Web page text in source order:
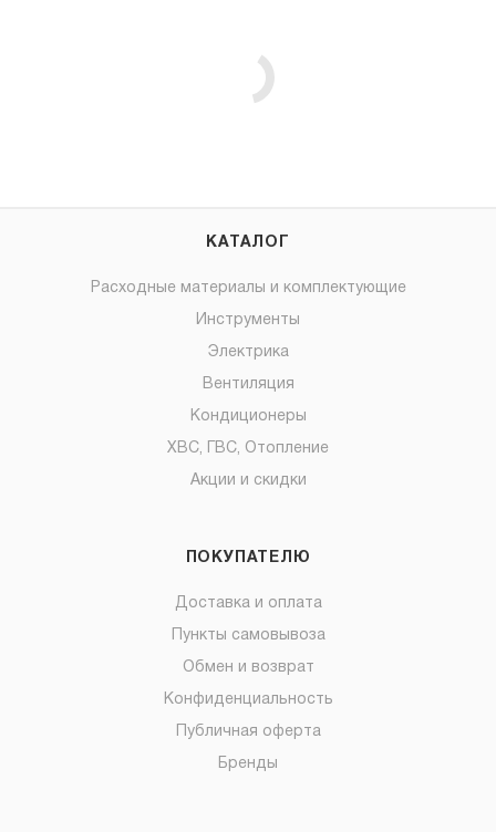
КАТАЛОГ
Расходные материалы и комплектующие
Инструменты
Электрика
Вентиляция
Кондиционеры
ХВС, ГВС, Отопление
Акции и скидки
ПОКУПАТЕЛЮ
Доставка и оплата
Пункты самовывоза
Обмен и возврат
Конфиденциальность
Публичная оферта
Бренды